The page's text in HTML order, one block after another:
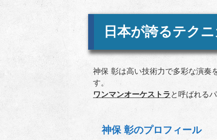
日本が誇るテク
神保 彰は高い技術力で多彩な演奏
す。
ワンマンオーケストラ と呼ばれる
神保 彰のプロフィール